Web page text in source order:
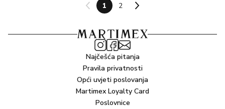
1 2
Najčešća pitanja
Pravila privatnosti
Opći uvjeti poslovanja
Martimex Loyalty Card
Poslovnice